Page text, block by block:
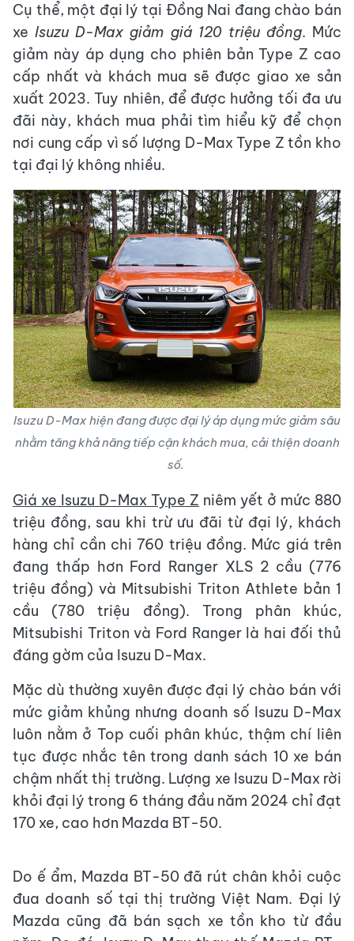
Cụ thể, một đại lý tại Đồng Nai đang chào bán
xeIsuzu D-Max giảm giá 120 triệu đồng. Mức
giảm này áp dụng cho phiên bản Type Z cao
cấp nhất và khách mua sẽ được giao xe sản
xuất 2023. Tuy nhiên, để được hưởng tối đa ưu
đãi này, khách mua phải tìm hiểu kỹ để chọn
nơi cung cấp vì số lượng D-Max Type Z tồn kho
tại đại lý không nhiều.
Isuzu D-Max hiện đang được đại lý áp dụng mức giảm sâu
nhằm tăng khả năng tiếp cận khách mua, cải thiện doanh
số.
Giá xe Isuzu D-Max Type Z niêm yết ở mức 880
triệu đồng, sau khi trừ ưu đãi từ đại lý, khách
hàng chỉ cần chi 760 triệu đồng. Mức giá trên
đang thấp hơn Ford Ranger XLS 2 cầu (776
triệu đồng) và Mitsubishi Triton Athlete bản 1
cầu (780 triệu đồng). Trong phân khúc,
Mitsubishi Triton và Ford Ranger là hai đối thủ
đáng gờm của Isuzu D-Max.
Mặc dù thường xuyên được đại lý chào bán với
mức giảm khủng nhưng doanh số Isuzu D-Max
luôn nằm ở Top cuối phân khúc, thậm chí liên
tục được nhắc tên trong danh sách 10 xe bán
chậm nhất thị trường. Lượng xe Isuzu D-Max rời
khỏi đại lý trong 6 tháng đầu năm 2024 chỉ đạt
170 xe, cao hơn Mazda BT-50.
Do ế ẩm, Mazda BT-50 đã rút chân khỏi cuộc
đua doanh số tại thị trường Việt Nam. Đại lý
Mazda cũng đã bán sạch xe tồn kho từ đầu